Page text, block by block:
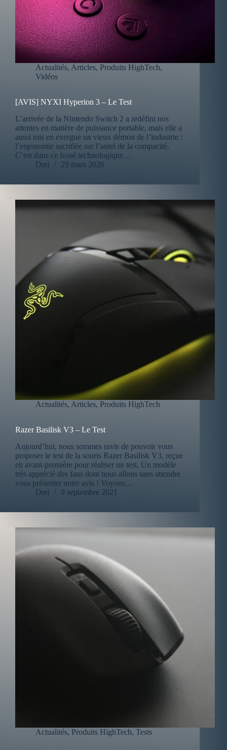
Actualités, Articles, Produits HighTech,
Vidéos
[AVIS] NYXI Hyperion 3 – Le Test
L’arrivée de la Nintendo Switch 2 a redéfini nos
attentes en matière de puissance portable, mais elle a
aussi mis en exergue un vieux démon de l’industrie :
l’ergonomie sacrifiée sur l’autel de la compacité.
C’est dans ce fossé technologique…
Drei
29 mars 2026
Actualités, Articles, Produits HighTech
Razer Basilisk V3 – Le Test
Aujourd’hui, nous sommes ravis de pouvoir vous
proposer le test de la souris Razer Basilisk V3, reçue
en avant-première pour réaliser un test. Un modèle
très apprécié des fans dont nous allons sans attendre
vous présenter notre avis ! Voyons…
Drei
9 septembre 2021
Actualités, Produits HighTech, Tests